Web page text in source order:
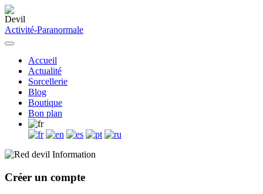
Activité-Paranormale
Accueil
Actualité
Sorcellerie
Blog
Boutique
Bon plan
Information
Créer un compte